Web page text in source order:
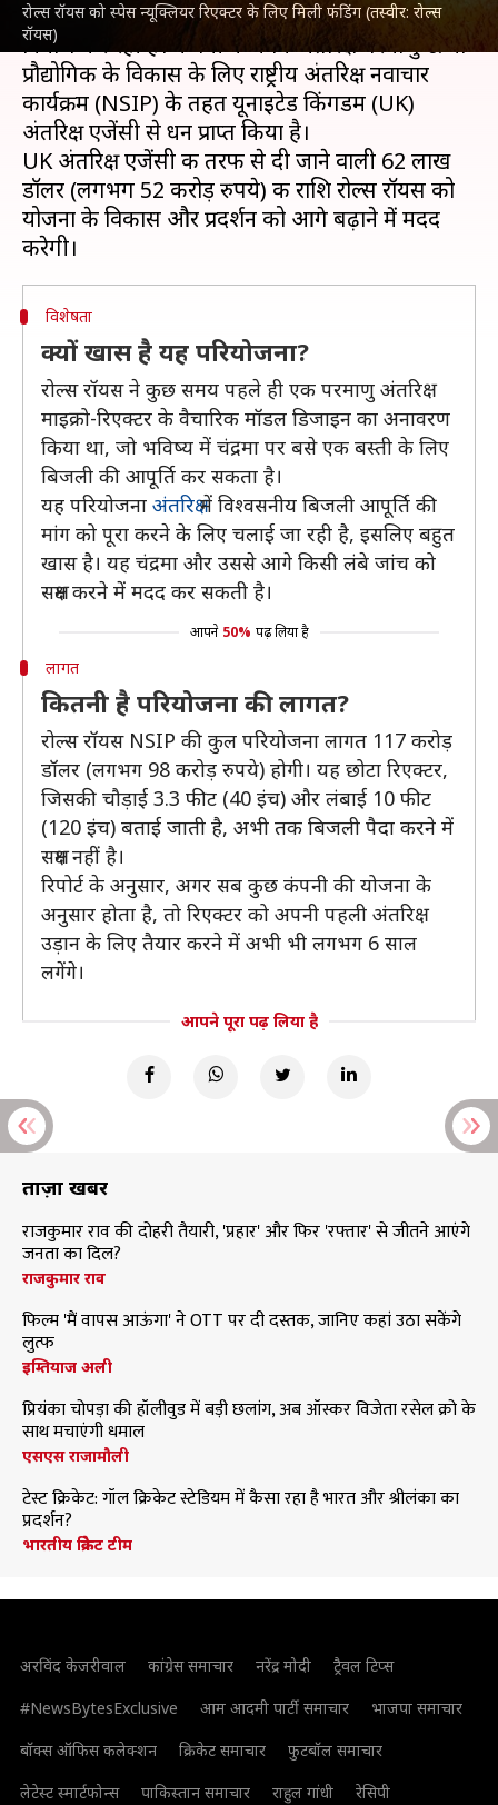
रोल्स रॉयस को स्पेस न्यूक्लियर रिएक्टर के लिए मिली फंडिंग (तस्वीर: रोल्स
रॉयस)
रोल्स रॉयस10 फीट लंबे मिनी स्पेस न्यूक्लियर रिएक्टर का
निर्माण कर रही है। कंपनी ने अपने अंतरिक्ष परमाणु ऊर्जा
प्रौद्योगिकी के विकास के लिए राष्ट्रीय अंतरिक्ष नवाचार
कार्यक्रम (NSIP) के तहत यूनाइटेड किंगडम (UK)
अंतरिक्ष एजेंसी से धन प्राप्त किया है।
UK अंतरिक्ष एजेंसी की तरफ से दी जाने वाली 62 लाख
डॉलर (लगभग 52 करोड़ रुपये) की राशि रोल्स रॉयस को
योजना के विकास और प्रदर्शन को आगे बढ़ाने में मदद
विशेषता
क्यों खास है यह परियोजना?
रोल्स रॉयस ने कुछ समय पहले ही एक परमाणु अंतरिक्ष
माइक्रो-रिएक्टर के वैचारिक मॉडल डिजाइन का अनावरण
किया था, जो भविष्य में चंद्रमा पर बसे एक बस्ती के लिए
बिजली की आपूर्ति कर सकता है।
यह परियोजना अंतरिक्षमें विश्वसनीय बिजली आपूर्ति की
मांग को पूरा करने के लिए चलाई जा रही है, इसलिए बहुत
खास है। यह चंद्रमा और उससे आगे किसी लंबे जांच को
सक्षम करने में मदद कर सकती है।
आपने 50% पढ़ लिया है
लागत
कितनी है परियोजना की लागत?
रोल्स रॉयस NSIP की कुल परियोजना लागत 117 करोड़
डॉलर (लगभग 98 करोड़ रुपये) होगी। यह छोटा रिएक्टर,
जिसकी चौड़ाई 3.3 फीट (40 इंच) और लंबाई 10 फीट
(120 इंच) बताई जाती है, अभी तक बिजली पैदा करने में
सक्षम नहीं है।
रिपोर्ट के अनुसार, अगर सब कुछ कंपनी की योजना के
अनुसार होता है, तो रिएक्टर को अपनी पहली अंतरिक्ष
उड़ान के लिए तैयार करने में अभी भी लगभग 6 साल
लगेंगे।
आपने पूरा पढ़ लिया है
ताज़ा खबरें
राजकुमार राव की दोहरी तैयारी, 'प्रहार' और फिर 'रफ्तार' से जीतने आएंगे
जनता का दिल?
राजकुमार राव
फिल्म 'मैं वापस आऊंगा' ने OTT पर दी दस्तक, जानिए कहां उठा सकेंगे
लुत्फ
इम्तियाज अली
प्रियंका चोपड़ा की हॉलीवुड में बड़ी छलांग, अब ऑस्कर विजेता रसेल क्रो के
साथ मचाएंगी धमाल
एसएस राजामौली
टेस्ट क्रिकेट: गॉल क्रिकेट स्टेडियम में कैसा रहा है भारत और श्रीलंका का
प्रदर्शन?
भारतीय क्रिकेट टीम
अरविंद केजरीवाल कांग्रेस समाचार नरेंद्र मोदी
ट्रैवल टिप्स
#NewsBytesExclusive
आम आदमी पार्टी समाचार
भाजपा समाचार
बॉक्स ऑफिस कलेक्शन
क्रिकेट समाचार
फुटबॉल समाचार
लेटेस्ट स्मार्टफोन्स
पाकिस्तान समाचार राहुल गांधी रेसिपी